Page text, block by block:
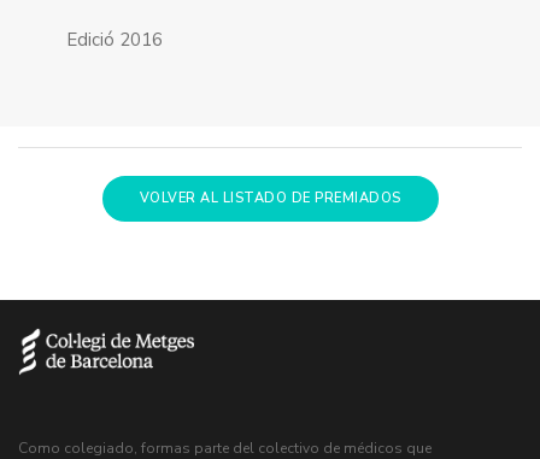
Edició 2016
VOLVER AL LISTADO DE PREMIADOS
Como colegiado, formas parte del colectivo de médicos que